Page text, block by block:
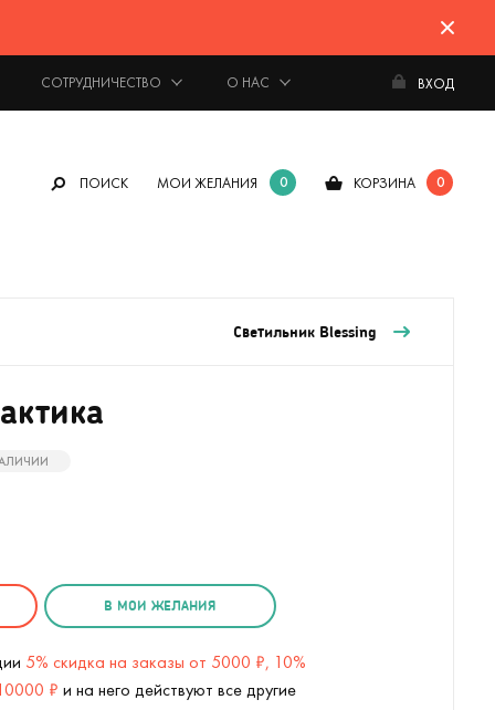
СОТРУДНИЧЕСТВО О НАС ВХОД
ПОИСК МОИ ЖЕЛАНИЯ 0 КОРЗИНА 0
Светильник Blessing
В МОИ ЖЕЛАНИЯ
5% скидка на заказы от 5000 ₽, 10%
₽ и на него действуют все другие